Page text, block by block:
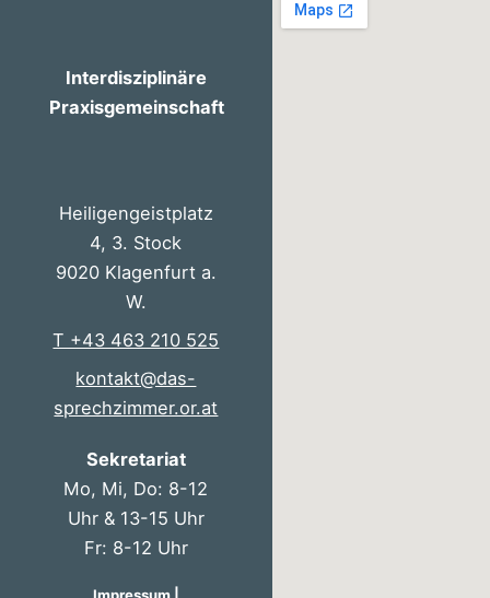
Interdisziplinäre
Praxisgemeinschaft
Heiligengeistplatz
4, 3. Stock
9020 Klagenfurt a.
W.
T +43 463 210 525
kontakt@das-
sprechzimmer.or.at
Sekretariat
Mo, Mi, Do: 8-12
Uhr & 13-15 Uhr
Fr: 8-12 Uhr
Impressum|